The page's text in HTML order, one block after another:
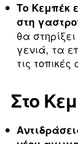
Το Κεμπέκ
στη
θα
γενιά, τα
τις
Στο